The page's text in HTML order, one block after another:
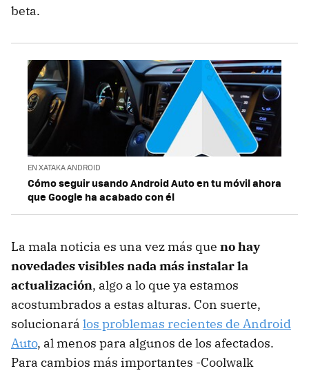
beta.
EN XATAKA ANDROID
Cómo seguir usando Android Auto en tu móvil ahora
que Google ha acabado con él
La mala noticia es una vez más que no hay
novedades visibles nada más instalar la
actualización, algo a lo que ya estamos
acostumbrados a estas alturas. Con suerte,
solucionará los problemas recientes de Android
Auto, al menos para algunos de los afectados.
Para cambios más importantes -Coolwalk